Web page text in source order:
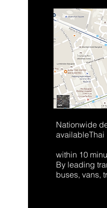
Nationwide
availableThai
within 10
By leading
buses, vans,